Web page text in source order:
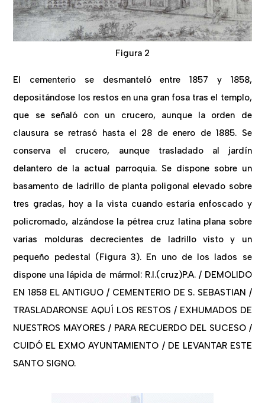
Figura 2
El cementerio se desmanteló entre 1857 y 1858,
depositándose los restos en una gran fosa tras el templo,
que se señaló con un crucero, aunque la orden de
clausura se retrasó hasta el 28 de enero de 1885. Se
conserva el crucero, aunque trasladado al jardín
delantero de la actual parroquia. Se dispone sobre un
basamento de ladrillo de planta poligonal elevado sobre
tres gradas, hoy a la vista cuando estaría enfoscado y
policromado, alzándose la pétrea cruz latina plana sobre
varias molduras decrecientes de ladrillo visto y un
pequeño pedestal (Figura 3). En uno de los lados se
dispone una lápida de mármol: R.I.(cruz)P.A. / DEMOLIDO
EN 1858 EL ANTIGUO / CEMENTERIO DE S. SEBASTIAN /
TRASLADARONSE AQUÍ LOS RESTOS / EXHUMADOS DE
NUESTROS MAYORES / PARA RECUERDO DEL SUCESO /
CUIDÓ EL EXMO AYUNTAMIENTO / DE LEVANTAR ESTE
SANTO SIGNO.